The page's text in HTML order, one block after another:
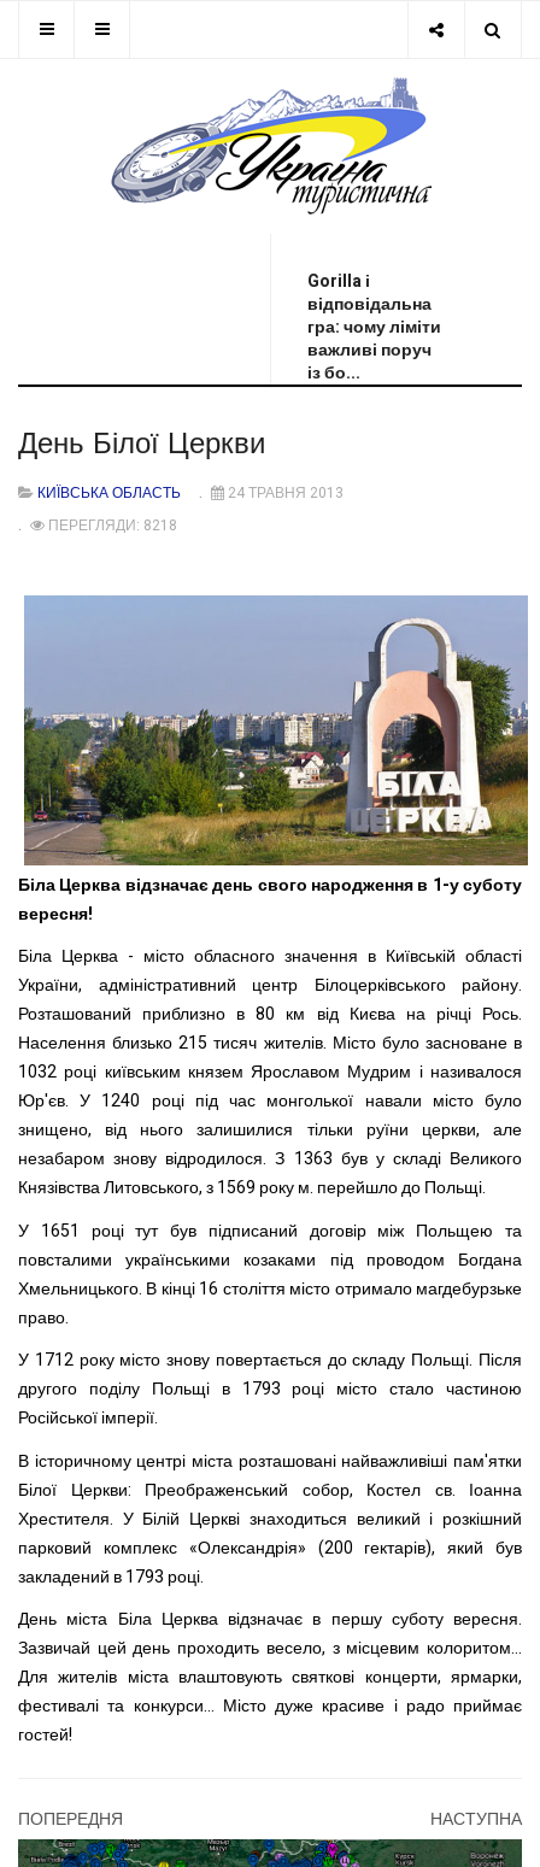
Gorilla і
відповідальна
гра: чому ліміти
важливі поруч
із бо...
День Білої Церкви
КИЇВСЬКА ОБЛАСТЬ
24 ТРАВНЯ 2013
ПЕРЕГЛЯДИ: 8218
Біла Церква відзначає день свого народження в 1-у суботу
вересня!
Біла Церква - місто обласного значення в Київській області
України, адміністративний центр Білоцерківського району.
Розташований приблизно в 80 км від Києва на річці Рось.
Населення близько 215 тисяч жителів. Місто було засноване в
1032 році київським князем Ярославом Мудрим і називалося
Юр'єв. У 1240 році під час монголької навали місто було
знищено, від нього залишилися тільки руїни церкви, але
незабаром знову відродилося. З 1363 був у складі Великого
Князівства Литовського, з 1569 року м. перейшло до Польщі.
У 1651 році тут був підписаний договір між Польщею та
повсталими українськими козаками під проводом Богдана
Хмельницького. В кінці 16 століття місто отримало магдебурзьке
право.
У 1712 року місто знову повертається до складу Польщі. Після
другого поділу Польщі в 1793 році місто стало частиною
Російської імперії.
В історичному центрі міста розташовані найважливіші пам'ятки
Білої Церкви: Преображенський собор, Костел св. Іоанна
Хрестителя. У Білій Церкві знаходиться великий і розкішний
парковий комплекс «Олександрія» (200 гектарів), який був
закладений в 1793 році.
День міста Біла Церква відзначає в першу суботу вересня.
Зазвичай цей день проходить весело, з місцевим колоритом…
Для жителів міста влаштовують святкові концерти, ярмарки,
фестивалі та конкурси… Місто дуже красиве і радо приймає
гостей!
ПОПЕРЕДНЯ НАСТУПНА